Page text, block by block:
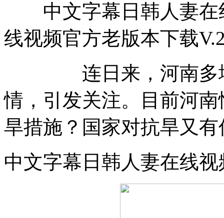
中文字幕日韩人妻在
线视频官方老版本下载
连日来，河南多地
情，引发关注。目前河
旱措施？国家对抗旱又
中文字幕日韩人妻在